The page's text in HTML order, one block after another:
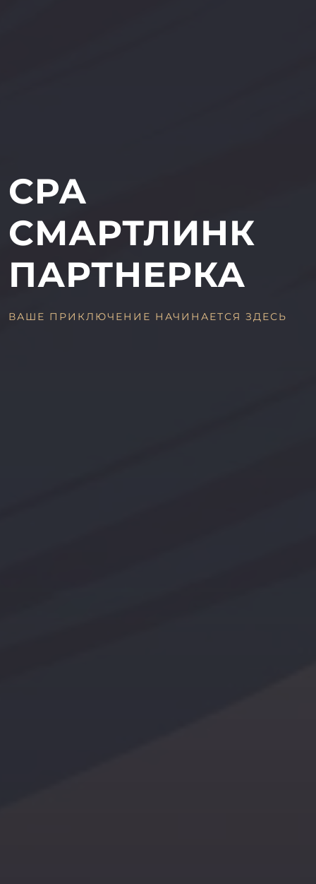
CPA
СМАРТЛИНК
ПАРТНЕРКА
ВАШЕ ПРИКЛЮЧЕНИЕ НАЧИНАЕТСЯ ЗДЕСЬ